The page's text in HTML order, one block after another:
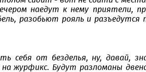
наедут к нему приятели,
разобьют рояль и
себя от безделья, ну, давай,
журфикс. Будут разломаны